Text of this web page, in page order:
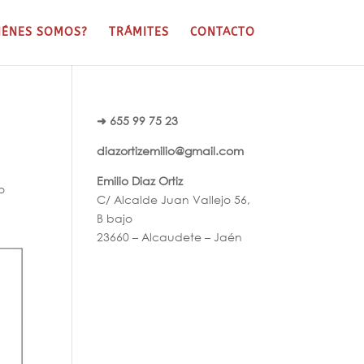
SOMOS? TRÁMITES CONTACTO
➜ 655 99 75 23
diazortizemilio@gmail.com
Emilio Diaz Ortiz
C/ Alcalde Juan Vallejo 56,
B bajo
23660 – Alcaudete – Jaén